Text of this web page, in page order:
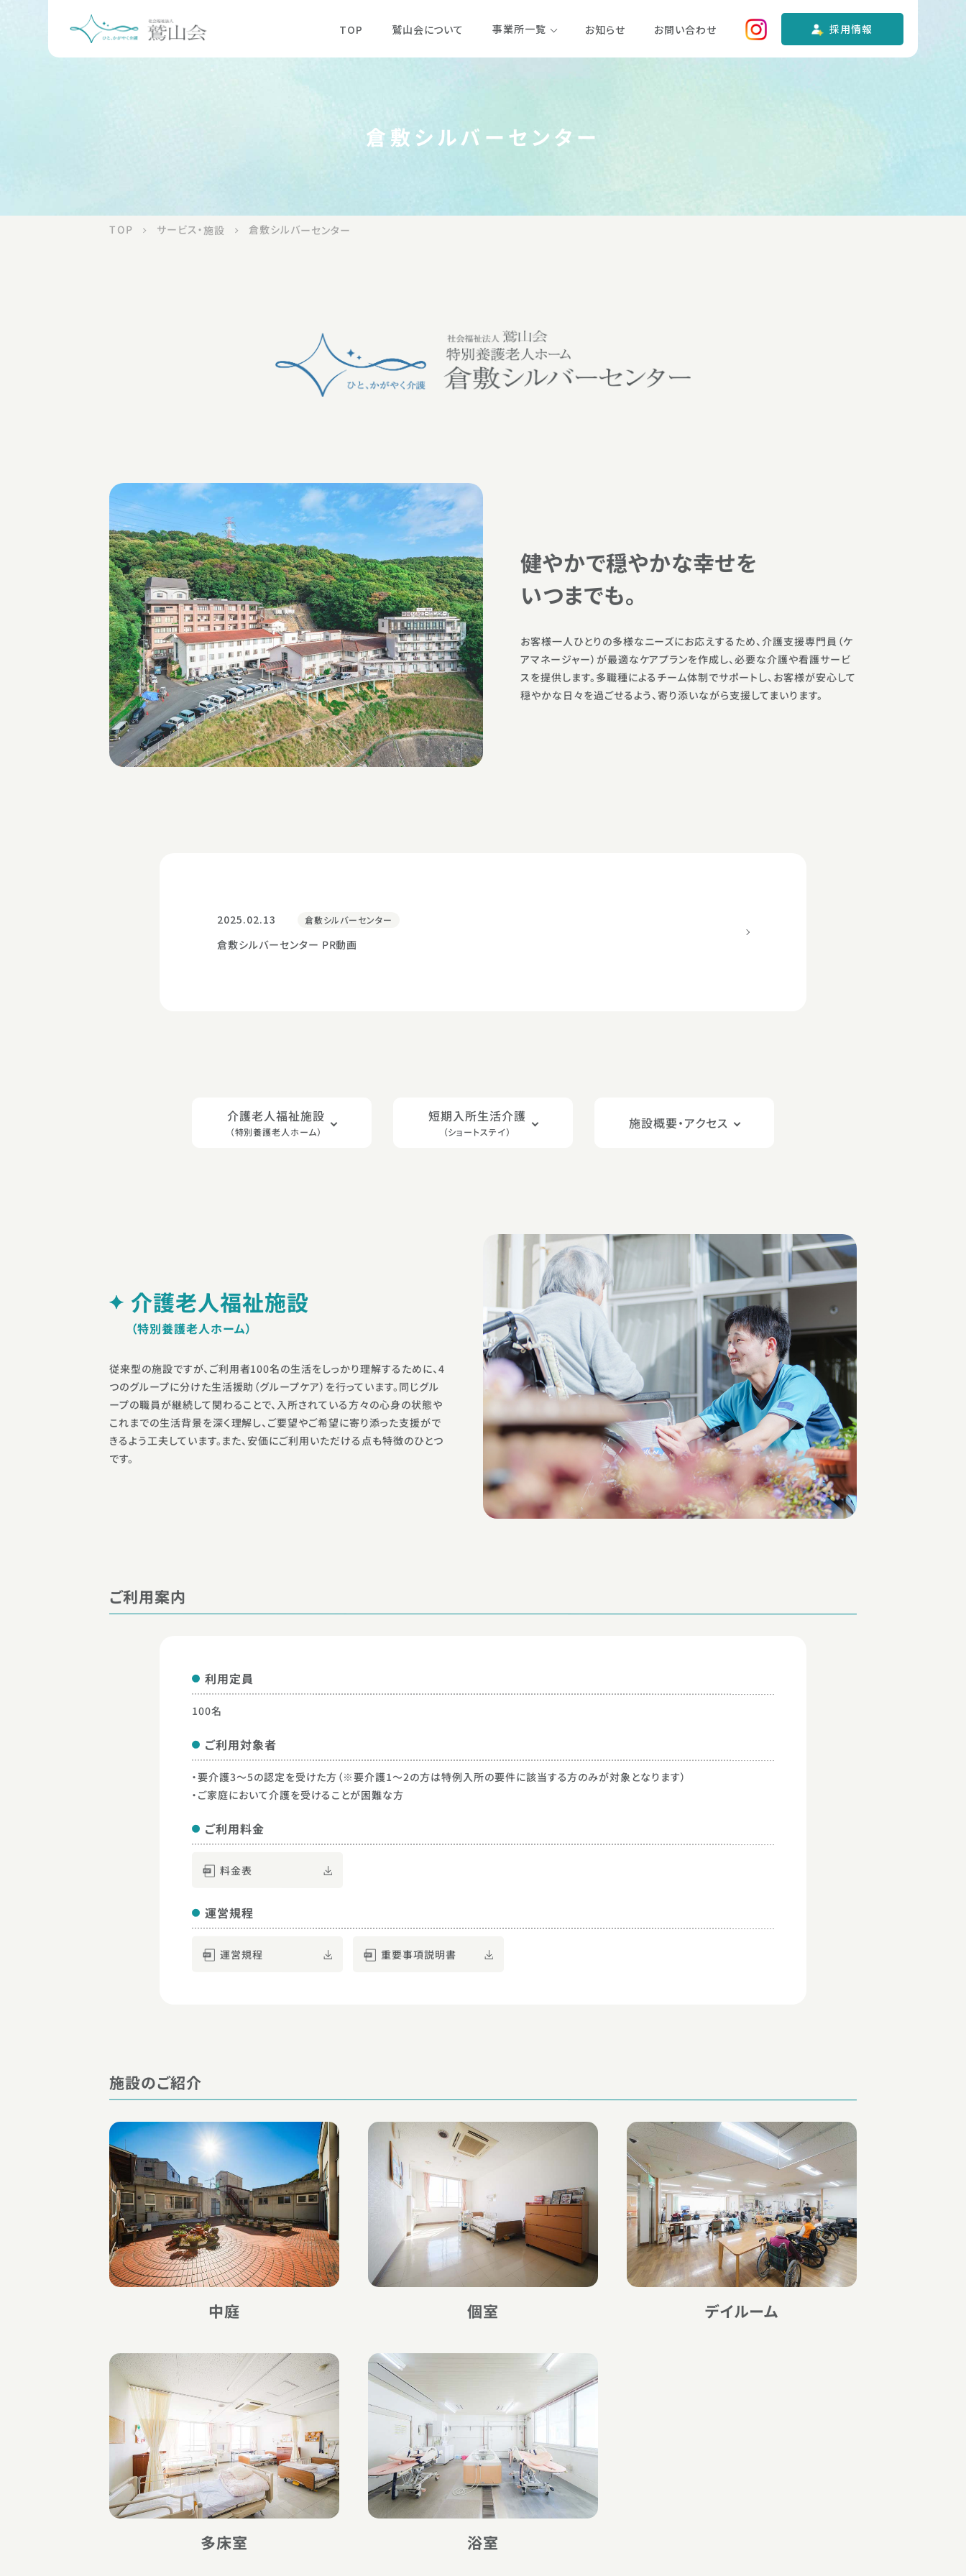
TOP 鷲山会について 事業所一覧 お知らせ お問い合わせ 採用情報
倉敷シルバーセンター
TOP サービス・施設 倉敷シルバーセンター
健やかで穏やかな幸せを
いつまでも。
お客様一人ひとりの多様なニーズにお応えするため、介護支援専門員（ケ
アマネージャー）が最適なケアプランを作成し、必要な介護や看護サービ
スを提供します。多職種によるチーム体制でサポートし、お客様が安心して
穏やかな日々を過ごせるよう、寄り添いながら支援してまいります。
2025.02.13 倉敷シルバーセンター
倉敷シルバーセンター PR動画
介護⽼⼈福祉施設
（特別養護⽼⼈ホーム）
短期⼊所⽣活介護
（ショートステイ） 施設概要・アクセス
介護⽼⼈福祉施設
（特別養護⽼⼈ホーム）
従来型の施設ですが、ご利用者100名の生活をしっかり理解するために、4
つのグループに分けた生活援助（グループケア）を行っています。同じグル
ープの職員が継続して関わることで、入所されている方々の心身の状態や
これまでの生活背景を深く理解し、ご要望やご希望に寄り添った支援がで
きるよう工夫しています。また、安価にご利用いただける点も特徴のひとつ
です。
ご利用案内
利⽤定員
100名
ご利⽤対象者
・要介護3～5の認定を受けた方（※要介護1〜2の方は特例入所の要件に該当する方のみが対象となります）
・ご家庭において介護を受けることが困難な方
ご利⽤料⾦
料金表
運営規程
運営規程 重要事項説明書
施設のご紹介
中庭 個室 デイルーム
多床室 浴室